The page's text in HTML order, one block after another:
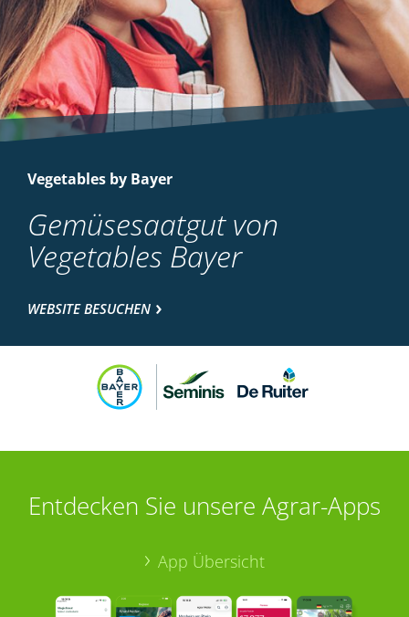
Vegetables by Bayer
Gemüsesaatgut von
Vegetables Bayer
WEBSITE BESUCHEN
Entdecken Sie unsere Agrar-Apps
App Übersicht